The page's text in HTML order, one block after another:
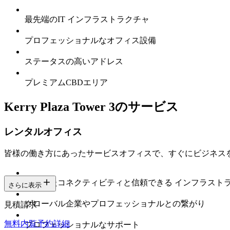
最先端のIT インフラストラクチャ
プロフェッショナルなオフィス設備
ステータスの高いアドレス
プレミアムCBDエリア
Kerry Plaza Tower 3のサービス
レンタルオフィス
皆様の働き方にあったサービスオフィスで、すぐにビジネス
安定したコネクティビティと信頼できる インフラスト
グローバル企業やプロフェッショナルとの繋がり
プロフェッショナルなサポート
さらに表示
見積請求
無料内覧予約詳細